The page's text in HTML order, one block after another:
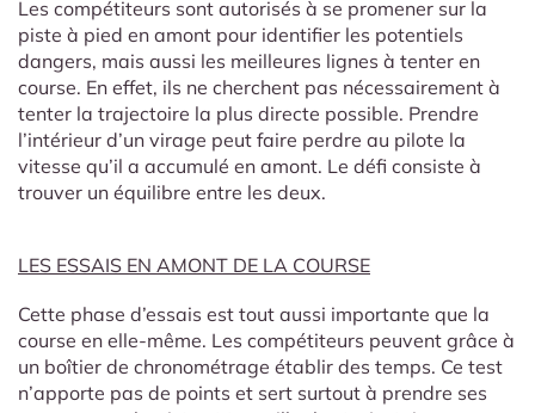
Les compétiteurs sont autorisés à se promener sur la
piste à pied en amont pour identifier les potentiels
dangers, mais aussi les meilleures lignes à tenter en
course. En effet, ils ne cherchent pas nécessairement à
tenter la trajectoire la plus directe possible. Prendre
l’intérieur d’un virage peut faire perdre au pilote la
vitesse qu’il a accumulé en amont. Le défi consiste à
trouver un équilibre entre les deux.
LES ESSAIS EN AMONT DE LA COURSE
Cette phase d’essais est tout aussi importante que la
course en elle-même. Les compétiteurs peuvent grâce à
un boîtier de chronométrage établir des temps. Ce test
n’apporte pas de points et sert surtout à prendre ses